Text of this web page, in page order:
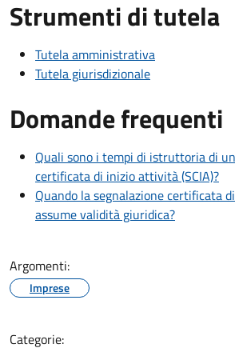
Strumenti di tutela
Tutela amministrativa
Tutela giurisdizionale
Domande frequenti
Quali sono i tempi di istruttoria di
certificata di inizio attività (SCIA)?
Quando la segnalazione certificata
assume validità giuridica?
Argomenti:
Imprese
Categorie: